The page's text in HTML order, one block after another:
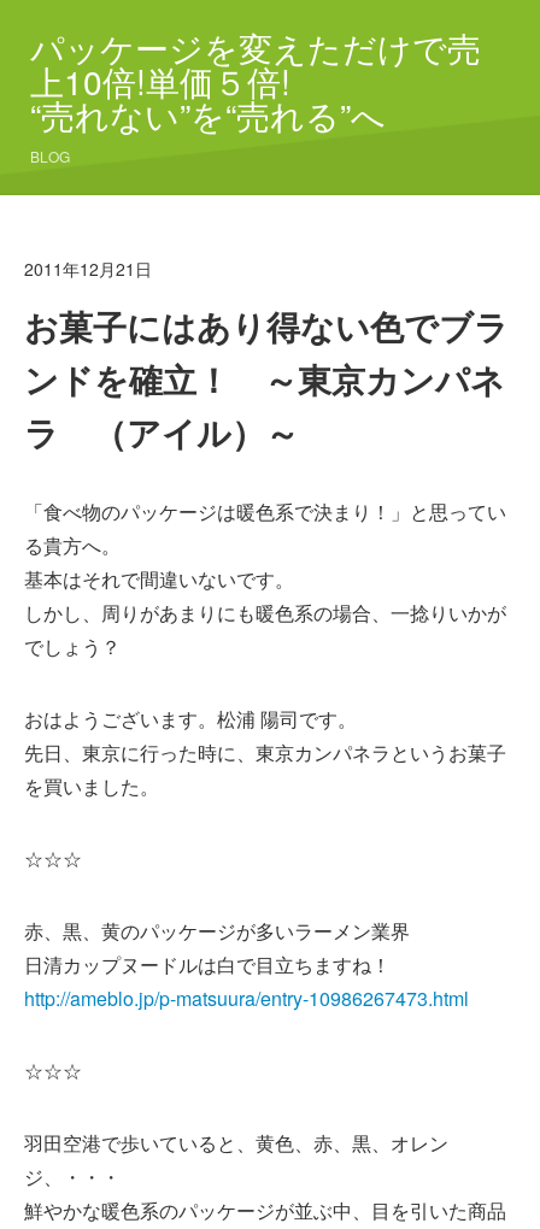
パッケージを変えただけで売
上10倍!単価５倍!
“売れない”を“売れる”へ
BLOG
2011年12月21日
お菓子にはあり得ない色でブラ
ンドを確立！ ～東京カンパネ
ラ （アイル）～
「食べ物のパッケージは暖色系で決まり！」と思ってい
る貴方へ。
基本はそれで間違いないです。
しかし、周りがあまりにも暖色系の場合、一捻りいかが
でしょう？
おはようございます。松浦 陽司です。
先日、東京に行った時に、東京カンパネラというお菓子
を買いました。
☆☆☆
赤、黒、黄のパッケージが多いラーメン業界
日清カップヌードルは白で目立ちますね！
http://ameblo.jp/p-matsuura/entry-10986267473.html
☆☆☆
羽田空港で歩いていると、黄色、赤、黒、オレン
ジ、・・・
鮮やかな暖色系のパッケージが並ぶ中、目を引いた商品